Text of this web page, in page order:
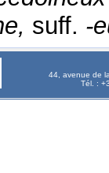
suff. -
44, avenue de
Tél. :